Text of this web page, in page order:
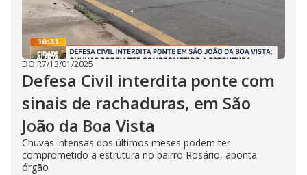
DO R7/13/01/2025
Defesa Civil interdita ponte com
sinais de rachaduras, em São
João da Boa Vista
Chuvas intensas dos últimos meses podem ter
comprometido a estrutura no bairro Rosário, aponta
órgão